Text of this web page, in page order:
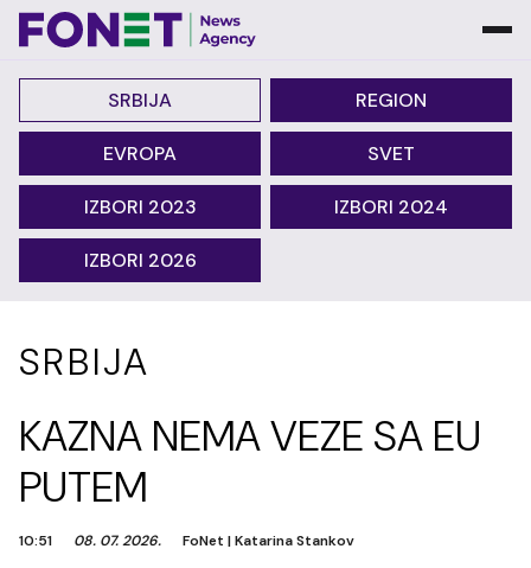
SRBIJA REGION
EVROPA SVET
IZBORI 2023 IZBORI 2024
IZBORI 2026
SRBIJA
KAZNA NEMA VEZE SA EU
PUTEM
10:51 08. 07. 2026. FoNet |Katarina Stankov